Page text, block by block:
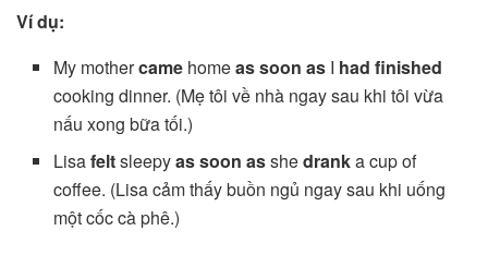
Ví dụ:
My mothercame homeas soon as I had finished
cooking dinner. (Mẹ tôi về nhà ngay sau khi tôi vừa
nấu xong bữa tối.)
Lisafeltsleepyas soon asshedranka cup of
coffee. (Lisa cảm thấy buồn ngủ ngay sau khi uống
một cốc cà phê.)